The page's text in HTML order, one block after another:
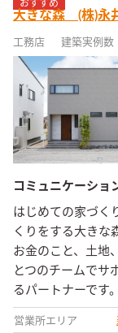
おすすめ
大きな森 (株)永
工務店 建築実例数
コミュニケーショ
はじめての家づく
くりをする大きな
お金のこと、土地
とつのチームでサ
るパートナーです。
営業所エリア